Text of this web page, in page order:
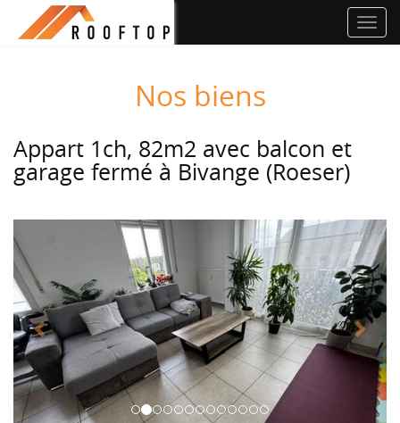
Nos biens
Appart 1ch, 82m2 avec balcon et
garage fermé à Bivange (Roeser)